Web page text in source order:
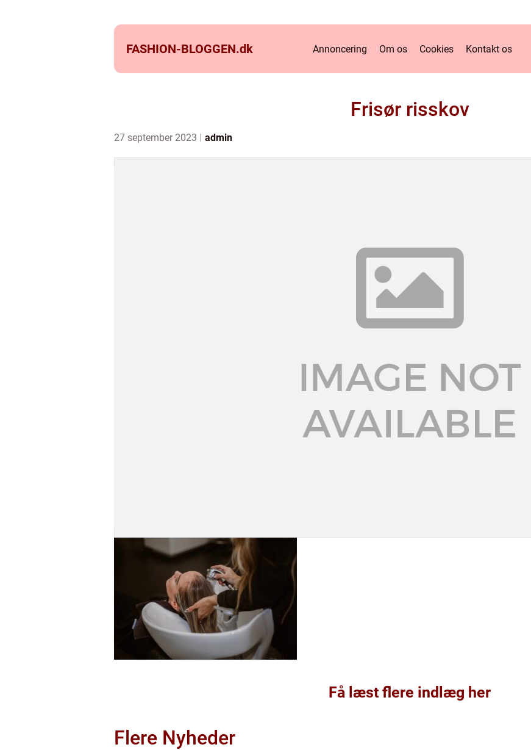
FASHION-BLOGGEN.dk Annoncering Om os Cookies Kontakt os
Frisør risskov
27 september 2023 admin
Få læst flere indlæg her
Flere Nyheder